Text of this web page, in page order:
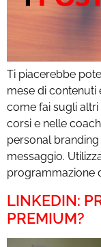
Ti piacerebbe
mese di contenuti
come fai sugli
corsi e nelle
personal
messaggio.
programmazione
LINKEDIN:
PREMIUM?